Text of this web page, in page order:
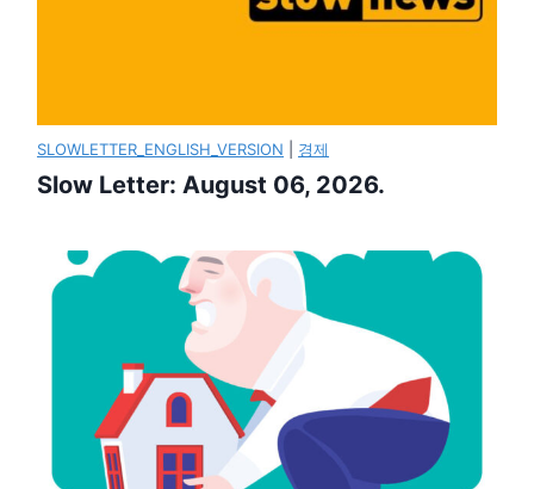
SLOWLETTER_ENGLISH_VERSION 경제
Slow Letter: August 06, 2026.